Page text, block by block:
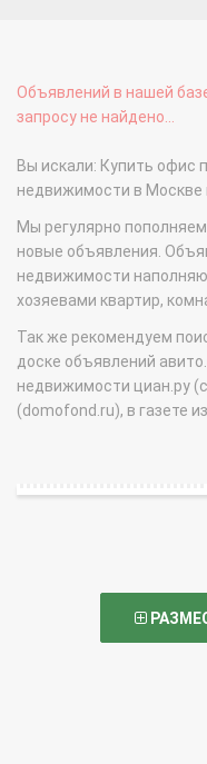
Объявлений в нашей
запросу не найдено...
Вы искали: Купить офис
недвижимости в
Мы регулярно
новые объявления.
недвижимости
хозяевами квартир,
Так же рекомендуем
доске объявлений
недвижимости циан.ру
(domofond.ru), в газете